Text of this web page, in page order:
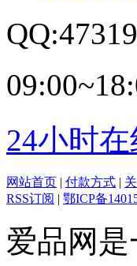
24小时
网站首页 | 付款方式 |
RSS订阅 | 鄂ICP备
爱品网